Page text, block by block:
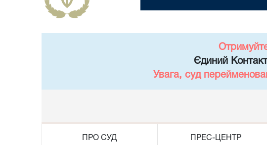
Єдиний
Увага, суд
ПРО СУД ПРЕС-ЦЕНТР